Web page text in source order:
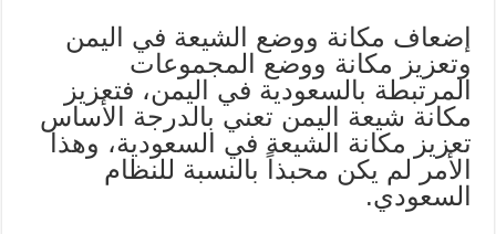
إضعاف مكانة ووضع الشيعة في اليمن
وتعزيز مكانة ووضع المجموعات
المرتبطة بالسعودية في اليمن، فتعزيز
مكانة شيعة اليمن تعني بالدرجة الأساس
تعزيز مكانة الشيعة في السعودية، وهذا
الأمر لم يكن محبذاً بالنسبة للنظام
السعودي.